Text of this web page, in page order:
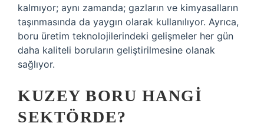
kalmıyor; aynı zamanda; gazların ve kimyasalların
taşınmasında da yaygın olarak kullanılıyor. Ayrıca,
boru üretim teknolojilerindeki gelişmeler her gün
daha kaliteli boruların geliştirilmesine olanak
sağlıyor.
KUZEY BORU HANGI
SEKTÖRDE?